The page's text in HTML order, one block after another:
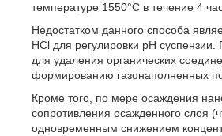
температуре 1550°C в течение 4
Недостатком данного способа
HCl для регулировки pH
для удаления органических
формированию газонаполненных
Кроме того, по мере осаждения
сопротивления осажденного слоя
одновременным снижением